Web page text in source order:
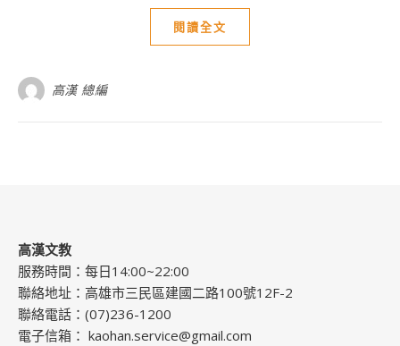
閱讀全文
高漢 總編
高漢文教
服務時間：每日14:00~22:00
聯絡地址：高雄市三民區建國二路100號12F-2
聯絡電話：(07)236-1200
電子信箱： kaohan.service@gmail.com